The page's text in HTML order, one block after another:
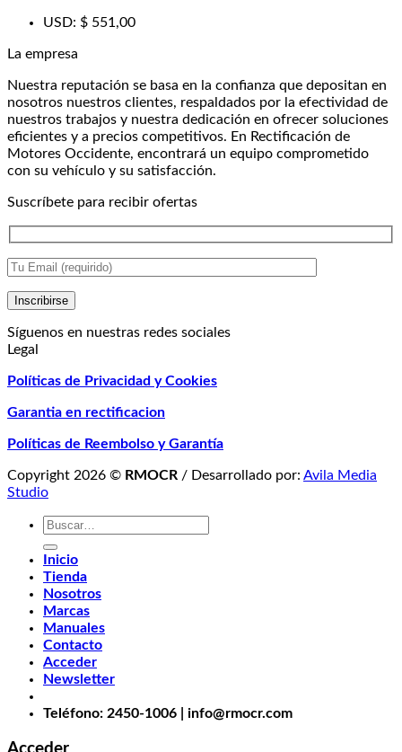
original
USD: $ 551,00
La empresa
Nuestra reputación se basa en la confianza que depositan en
nosotros nuestros clientes, respaldados por la efectividad de
nuestros trabajos y nuestra dedicación en ofrecer soluciones
eficientes y a precios competitivos. En Rectificación de
Motores Occidente, encontrará un equipo comprometido
con su vehículo y su satisfacción.
Suscríbete para recibir ofertas
Síguenos en nuestras redes sociales
Legal
Políticas de Privacidad y Cookies
Garantia en rectificacion
Políticas de Reembolso y Garantía
Copyright 2026 © RMOCR / Desarrollado por: Avila Media
Studio
Buscar
por:
Inicio
Tienda
Nosotros
Marcas
Manuales
Contacto
Acceder
Newsletter
Teléfono: 2450-1006 | info@rmocr.com